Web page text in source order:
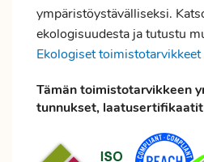
ympäristöystävälliseksi.
ekologisuudesta ja tutustu
Ekologiset toimistotarvikkeet
Tämän toimistotarvikkeen
tunnukset, laatusertifikaatit